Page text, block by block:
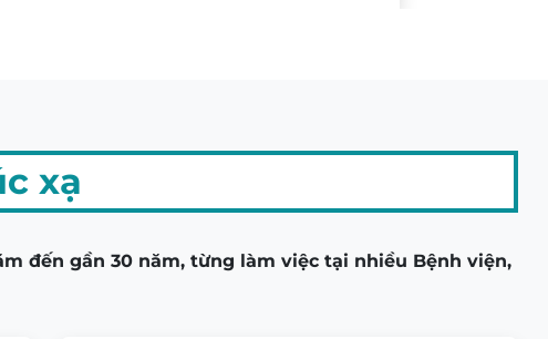
xạ
đến gần 30 năm, từng làm việc tại nhiều Bệnh viện,